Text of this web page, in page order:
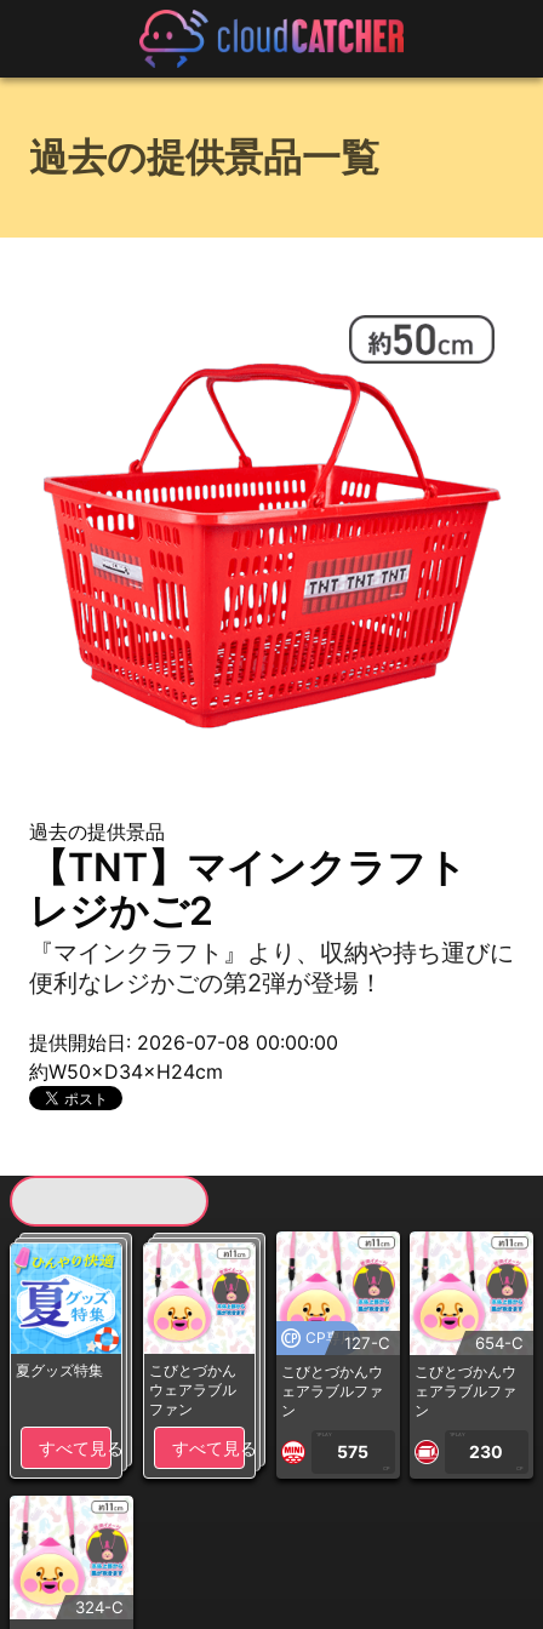
過去の提供景品一覧
過去の提供景品
【TNT】マインクラフト
レジかご2
『マインクラフト』より、収納や持ち運びに
便利なレジかごの第2弾が登場！
提供開始日: 2026-07-08 00:00:00
約W50×D34×H24cm
夏グッズ特集
すべて見る
こびとづかん
ウェアラブル
ファン
すべて見る
CP専用127-C
こびとづかんウ
ェアラブルファ
ン
1PLAY
575
CP
654-C
こびとづかんウ
ェアラブルファ
ン
1PLAY
230
CP
324-C